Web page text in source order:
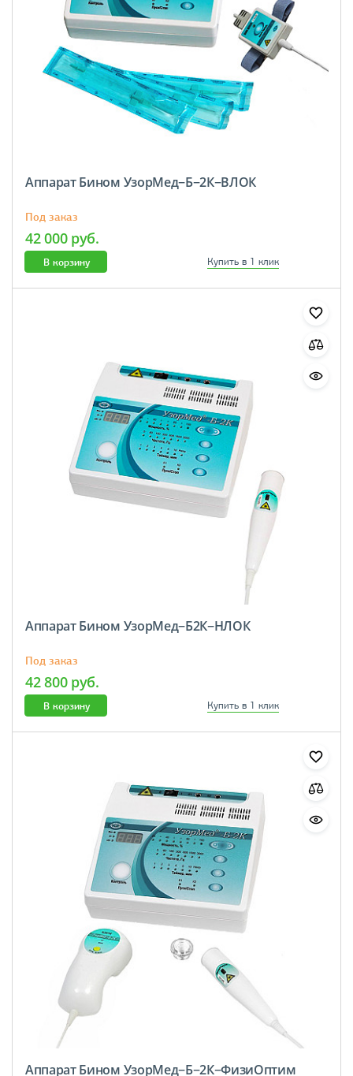
Аппарат Бином УзорМед−Б−2К−ВЛОК
Под заказ
42 000 руб.
В корзину Купить в 1 клик
Аппарат Бином УзорМед−Б2К−НЛОК
Под заказ
42 800 руб.
В корзину Купить в 1 клик
Аппарат Бином УзорМед−Б−2К−ФизиОптим